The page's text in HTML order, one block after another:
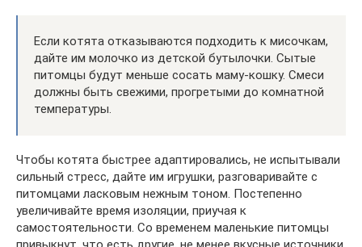
Если котята отказываются подходить к мисочкам,
дайте им молочко из детской бутылочки. Сытые
питомцы будут меньше сосать маму-кошку. Смеси
должны быть свежими, прогретыми до комнатной
температуры.
Чтобы котята быстрее адаптировались, не испытывали
сильный стресс, дайте им игрушки, разговаривайте с
питомцами ласковым нежным тоном. Постепенно
увеличивайте время изоляции, приучая к
самостоятельности. Со временем маленькие питомцы